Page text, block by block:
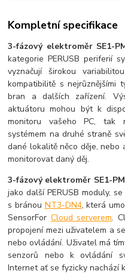
Kompletní specifikace
3-fázový elektroměr SE1-
kategorie PERUSB periferií
vyznačují širokou
kompatibilitě s nejrůznějšími
bran a dalších zařízení.
aktuátoru mohou být k
monitoru vašeho PC, tak
systémem na druhé straně
dané lokalitě něco děje, nebo
monitorovat daný děj.
3-fázový elektroměr SE1-
jako další PERUSB moduly,
s bránou NT3-DN4, která
SensorFor Cloud serverem.
propojení mezi uživatelem a
nebo ovládání. Uživatel má
senzorů nebo k ovládání
Internet ať se fyzicky nachází